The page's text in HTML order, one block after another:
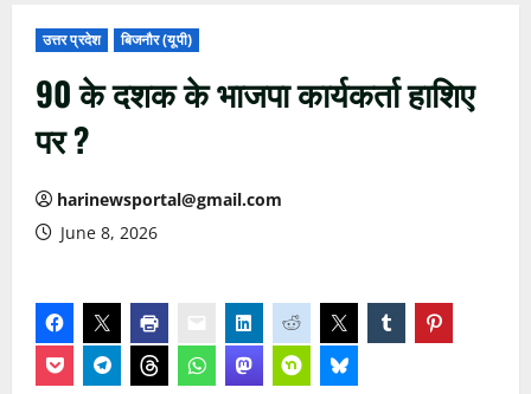
उत्तर प्रदेश बिजनौर (यूपी)
90 के दशक के भाजपा कार्यकर्ता हाशिए
पर ?
harinewsportal@gmail.com
June 8, 2026